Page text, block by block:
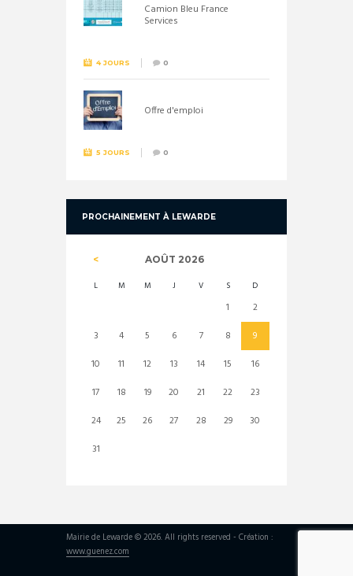
Camion Bleu France
Services
4 JOURS 0
Offre d'emploi
5 JOURS 0
PROCHAINEMENT À LEWARDE
AOÛT 2026
L M M J V S D
1
2
3
4 5 6 7 8
9
10
11 12 13 14 15
16
17
18 19 20 21 22
23
24
25 26 27 28 29
30
31
Mairie de Lewarde © 2026. All rights reserved - Création :
www.guenez.com